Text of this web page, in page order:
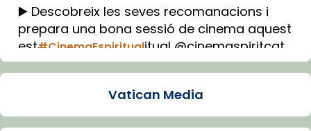
▶️ Descobreix les seves recomanacions i
prepara una bona sessió de cinema aquest
est#CinemaEspiritualitual @cinemaspiritcat
Imatge: Generada amb IA (OpenAI)
Vatican Media